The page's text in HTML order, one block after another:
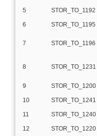
5 STOR_TO_1192
6 STOR_TO_1195
7 STOR_TO_1196
8 STOR_TO_1231
9 STOR_TO_1200
10 STOR_TO_1241
11 STOR_TO_1240
12 STOR_TO_1220